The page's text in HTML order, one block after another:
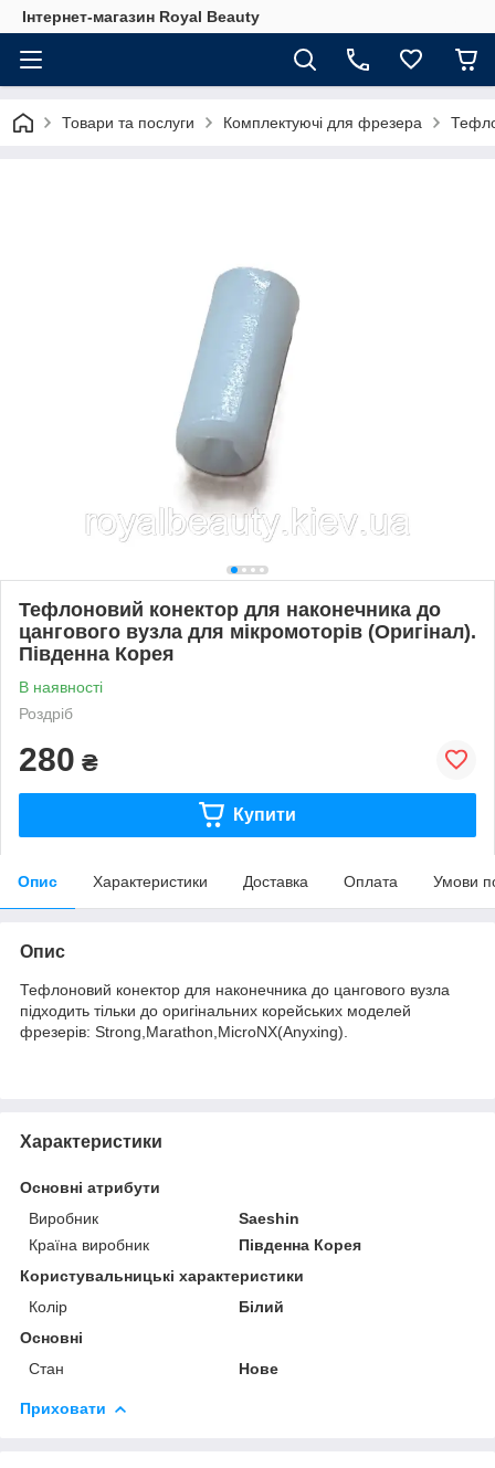
Інтернет-магазин Royal Beauty
Товари та послуги Комплектуючі для фрезера
Тефлоновий конектор для наконечника до
цангового вузла для мікромоторів (Оригінал).
Південна Корея
В наявності
Роздріб
280 ₴
Купити
Опис Характеристики Доставка Оплата Умови
Опис
Тефлоновий конектор для наконечника до цангового вузла
підходить тільки до оригінальних корейських моделей
фрезерів: Strong,Marathon,MicroNX(Anyxing).
Характеристики
Основні атрибути
Виробник
Saeshin
Країна виробник
Південна Корея
Користувальницькі характеристики
Колір
Білий
Основні
Стан
Нове
Приховати